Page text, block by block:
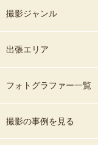
撮影ジャンル
出張エリア
フォトグラファー一覧
撮影の事例を見る